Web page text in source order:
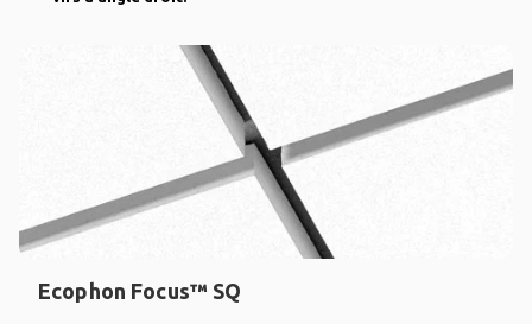
Ecophon Focus™ SQ